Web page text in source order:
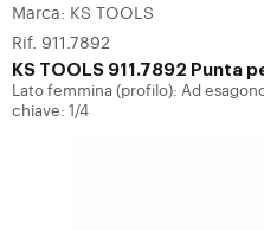
Marca: KS TOOLS
Rif. 911.7892
KS TOOLS 911.7892 Punta
Lato femmina (profilo): Ad
chiave: 1/4